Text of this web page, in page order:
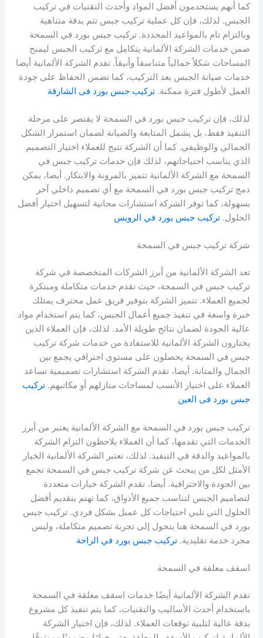
كما أنهم يستخدمون أفضل المواد وأحدث التقنيات في تركيب
الجبس. لذلك، فإن كل عملية تركيب جبس تتم بدقة متناهية
وبالتزام تام بالمواعيد المحددة. تركيب جبس بورد في السمحة
ضمن خدمات الشركة الألمانية يتكامل مع تركيب الجبس ليمنح
المساحات شكلاً جمالياً متناسقاً وأنيقاً. تقدم الشركة الألمانية أيضا
خدمات صيانة الجبس بعد التركيب، كما تضمن الحفاظ على جودة
العمل لأطول فترة ممكنة.تركيب جبس بورد فى الشارقة
لذلك، فإن تركيب جبس بورد في السمحة لا يقتصر على مرحلة
التنفيذ فقط، بل يشمل المتابعة والصيانة لضمان استمرار الشكل
الجمالي والوظيفي. كما أن الشركة تتيح للعملاء اختيار التصميم
الذي يناسب احتياجاتهم، لذلك فإن خدمات تركيب جبس في
السمحة مع الشركة الألمانية تتميز بالمرونة والابتكار. أيضا، يمكن
دمج تركيب جبس بورد في السمحة مع أي تصميم داخلي آخر
بسهولة، كما توفر الشركة استشارات مجانية لتسهيل اختيار أفضل
الحلول.تركيب جبس بورد في الرويس
شركة تركيب جبس في السمحة
تعد الشركة الألمانية من أبرز الشركات المتخصصة في شركة
تركيب جبس في السمحة، حيث تقدم خدمات متكاملة ومبتكرة
لجميع العملاء. تتميز الشركة بتوفير فريق عمل محترف يمتلك
خبرة واسعة في تنفيذ جميع أعمال الجبس، كما يتم استخدام مواد
عالية الجودة لضمان نتائج طويلة الأمد. لذلك، فإن العملاء الذين
يختارون الشركة الألمانية للاستفادة من خدمات شركة تركيب
جبس في السمحة يحصلون على مستوى احترافي يجمع بين
الجمال والمتانة. أيضا، تقدم الشركة استشارات تصميمية تساعد
العملاء على اختيار الأنسب لمساحات منازلهم أو مكاتبهم.تركيب
جبس بورد فى العين
تركيب جبس بورد في السمحة مع الشركة الألمانية يعتبر من أبرز
الخدمات التي تقدمها، كما أن العملاء يلاحظون التزام الشركة
بالمواعيد والدقة في التنفيذ. لذلك، تعتبر الشركة الألمانية الخيار
الأمثل لكل من يبحث عن شركة تركيب جبس في السمحة تجمع
بين الجودة والاحترافية. أيضا، تقدم الشركة خيارات متعددة
لتصاميم الجبس لتناسب جميع الأذواق، كما تهتم بتقديم أفضل
الحلول التي تلبي احتياجات كل عميل بشكل فردي. تركيب جبس
بورد في السمحة هنا يتحول إلى تجربة تصميم متكاملة، وليس
مجرد خدمة تقليدية.تركيب جبس بورد في الراحة
اسقف معلقة في السمحة
تقدم الشركة الألمانية أيضًا خدمات اسقف معلقة في السمحة
باستخدام أحدث الأساليب والتقنيات، كما يتم تنفيذ كل مشروع
بدقة عالية لتلبية توقعات العملاء. لذلك، فإن اختيار الشركة